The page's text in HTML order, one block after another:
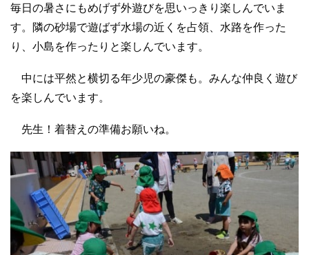
毎日の暑さにもめげず外遊びを思いっきり楽しんでいま
す。隣の砂場で遊ばず水場の近くを占領、水路を作った
り、小島を作ったりと楽しんでいます。
中には平然と横切る年少児の豪傑も。みんな仲良く遊び
を楽しんでいます。
先生！着替えの準備お願いね。